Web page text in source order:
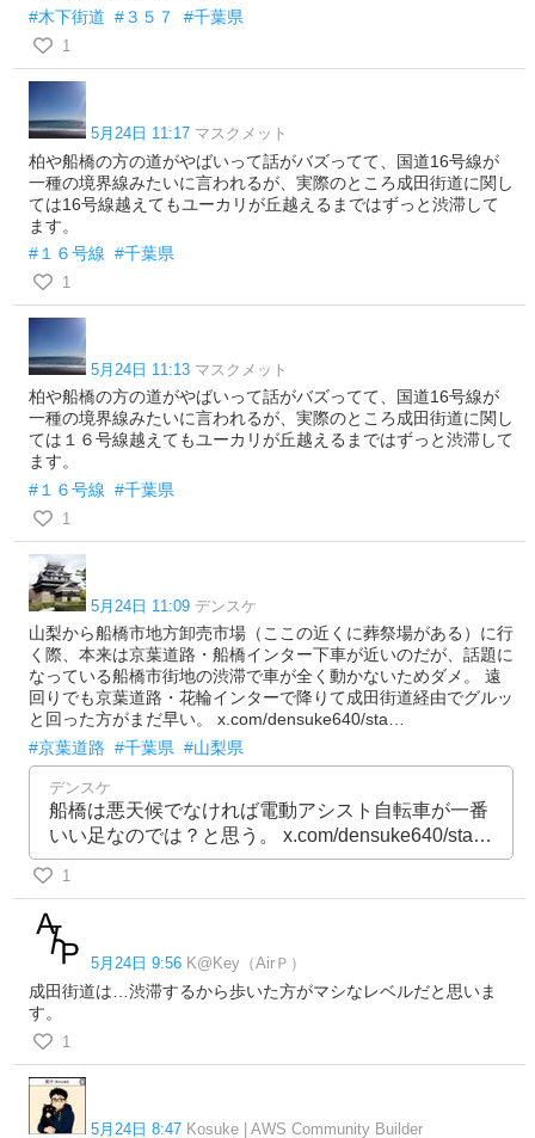
#木下街道 #３５７ #千葉県
1
5月24日 11:17 マスクメット
柏や船橋の方の道がやばいって話がバズってて、国道16号線が
一種の境界線みたいに言われるが、実際のところ成田街道に関し
ては16号線越えてもユーカリが丘越えるまではずっと渋滞して
ます。
#１６号線 #千葉県
1
5月24日 11:13 マスクメット
柏や船橋の方の道がやばいって話がバズってて、国道16号線が
一種の境界線みたいに言われるが、実際のところ成田街道に関し
ては１６号線越えてもユーカリが丘越えるまではずっと渋滞して
ます。
#１６号線 #千葉県
1
5月24日 11:09 デンスケ
山梨から船橋市地方卸売市場（ここの近くに葬祭場がある）に行
く際、本来は京葉道路・船橋インター下車が近いのだが、話題に
なっている船橋市街地の渋滞で車が全く動かないためダメ。 遠
回りでも京葉道路・花輪インターで降りて成田街道経由でグルッ
と回った方がまだ早い。 x.com/densuke640/sta…
#京葉道路 #千葉県 #山梨県
デンスケ
船橋は悪天候でなければ電動アシスト自転車が一番
いい足なのでは？と思う。 x.com/densuke640/sta…
1
5月24日 9:56 K@Key（AirＰ）
成田街道は…渋滞するから歩いた方がマシなレベルだと思いま
す。
1
5月24日 8:47 Kosuke | AWS Community Builder